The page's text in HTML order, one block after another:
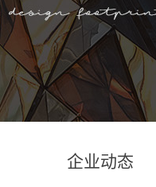
企业动态